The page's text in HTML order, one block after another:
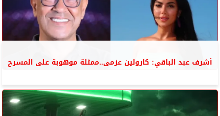
أشرف عبد الباقي: كارولين عزمى..ممثلة موهوبة على المسرح